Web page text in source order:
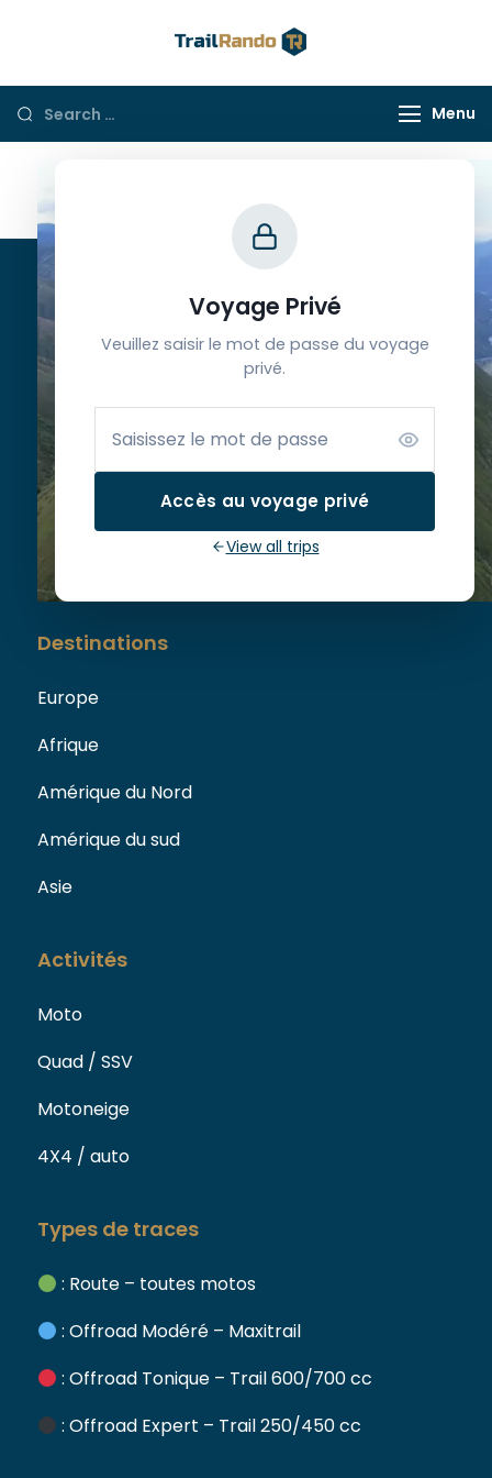
Menu
Voyage Privé
Veuillez saisir le mot de passe du voyage
privé.
Accès au voyage privé
View all trips
Contacts
Ouvert du lundi au samedi
de 9h à 12h30 et de 13h30 à 18h
(+33) 6 65 39 33 63
info@trailrando.fr
73110 La Chapelle Blanche
Destinations
Europe
Afrique
Amérique du Nord
Amérique du sud
Asie
Activités
Moto
Quad / SSV
Motoneige
4X4 / auto
Types de traces
: Route – toutes motos
: Offroad Modéré – Maxitrail
: Offroad Tonique – Trail 600/700 cc
: Offroad Expert – Trail 250/450 cc